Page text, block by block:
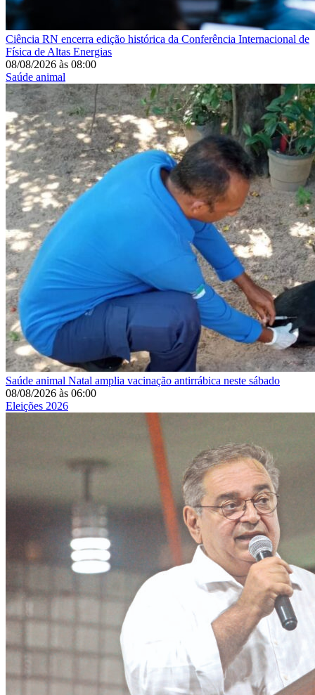
Ciência RN encerra edição histórica da Conferência Internacional de
Física de Altas Energias
08/08/2026 às 08:00
Saúde animal
Saúde animal Natal amplia vacinação antirrábica neste sábado
08/08/2026 às 06:00
Eleições 2026